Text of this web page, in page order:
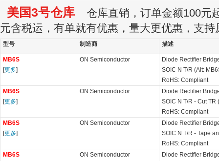
美国3号仓库 仓库直销，订单金额100元
元含税运，有单就有优惠，量大更优惠，支持
型号 制造商 描述
MB6S
[更多]
ON Semiconductor
Diode Rectifier
SOIC N T/R (Alt:
RoHS: Compliant
MB6S
[更多]
ON Semiconductor
Diode Rectifier
SOIC N T/R - Cut TR
RoHS: Compliant
MB6S
[更多]
ON Semiconductor
Diode Rectifier
SOIC N T/R - Tape
RoHS: Compliant
MB6S
ON Semiconductor
Diode Rectifier